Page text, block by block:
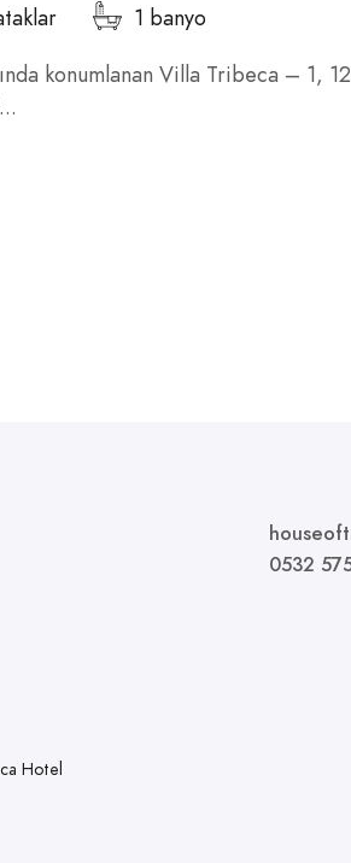
1 banyo
konumlanan Villa Tribeca – 1,
0532
Hotel